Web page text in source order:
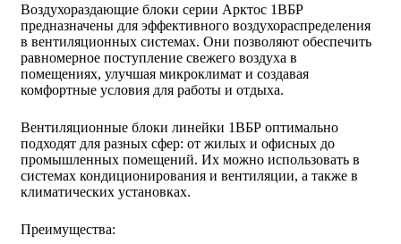
Воздухораздающие блоки серии Арктос 1ВБР
предназначены для эффективного воздухораспределения
в вентиляционных системах. Они позволяют обеспечить
равномерное поступление свежего воздуха в
помещениях, улучшая микроклимат и создавая
комфортные условия для работы и отдыха.
Вентиляционные блоки линейки 1ВБР оптимально
подходят для разных сфер: от жилых и офисных до
промышленных помещений. Их можно использовать в
системах кондиционирования и вентиляции, а также в
климатических установках.
Преимущества: